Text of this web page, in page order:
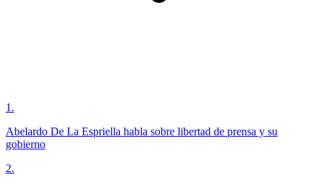
1 .
Abelardo De La Espriella habla sobre libertad de prensa y su
gobierno
2.